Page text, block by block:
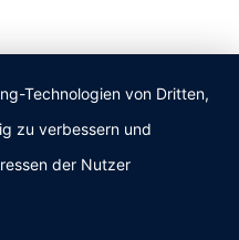
Technologien von Dritten,
zu verbessern und
der Nutzer